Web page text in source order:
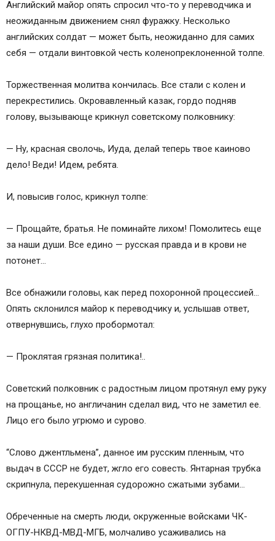
Английский майор опять спросил что-то у переводчика и
неожиданным движением снял фуражку. Несколько
английских солдат — может быть, неожиданно для самих
себя — отдали винтовкой честь коленопреклоненной толпе.
Торжественная молитва кончилась. Все стали с колен и
перекрестились. Окровавленный казак, гордо подняв
голову, вызывающе крикнул советскому полковнику:
— Ну, красная сволочь, Иуда, делай теперь твое каиново
дело! Веди! Идем, ребята.
И, повысив голос, крикнул толпе:
— Прощайте, братья. Не поминайте лихом! Помолитесь еще
за наши души. Все едино — русская правда и в крови не
потонет…
Все обнажили головы, как перед похоронной процессией…
Опять склонился майор к переводчику и, услышав ответ,
отвернувшись, глухо пробормотал:
— Проклятая грязная политика!..
Советский полковник с радостным лицом протянул ему руку
на прощанье, но англичанин сделал вид, что не заметил ее.
Лицо его было угрюмо и сурово.
“Слово джентльмена”, данное им русским пленным, что
выдач в СССР не будет, жгло его совесть. Янтарная трубка
скрипнула, перекушенная судорожно сжатыми зубами…
Обреченные на смерть люди, окруженные войсками ЧК-
ОГПУ-НКВД-МВД-МГБ, молчаливо усаживались на